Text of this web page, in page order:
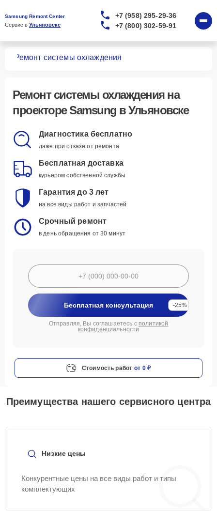
Samsung Remont Center
Сервис в Ульяновске
+7 (958) 295-29-36
+7 (800) 302-59-91
Ремонт системы охлаждения
Ремонт системы охлажденияна
проекторе Samsung в Ульяновске
Диагностика бесплатно
даже при отказе от ремонта
Бесплатная доставка
курьером собственной службы
Гарантия до 3 лет
на все виды работ и запчастей
Срочный ремонт
в день обращения от 30 минут
Бесплатная консультация -25%
Отправляя, Вы соглашаетесь с политикой
конфиденциальности
Стоимость работ от 0 ₽
Преимущества нашего сервисного центра
Низкие цены
Конкурентные цены на все виды работ и типы
комплектующих